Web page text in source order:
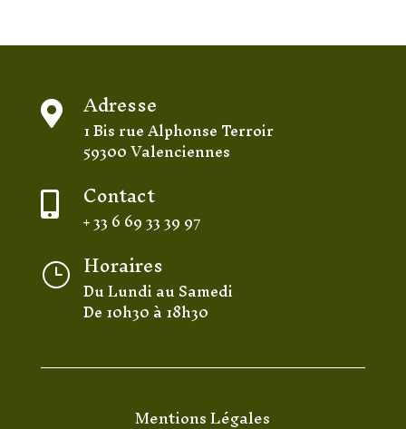
 Adresse
1 Bis rue Alphonse Terroir
59300 Valenciennes
 Contact
+ 33 6 69 33 39 97
} Horaires
Du Lundi au Samedi
De 10h30 à 18h30
Mentions Légales